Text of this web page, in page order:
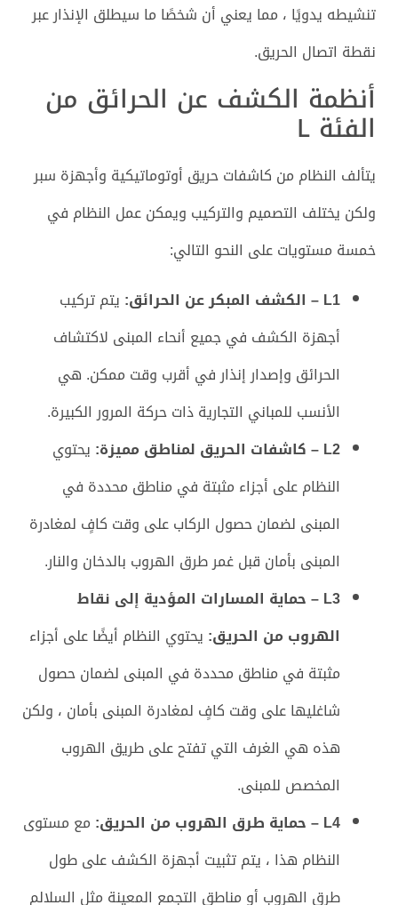
تنشيطه يدويًا ، مما يعني أن شخصًا ما سيطلق الإنذار عبر
نقطة اتصال الحريق.
أنظمة الكشف عن الحرائق من
الفئة L
يتألف النظام من كاشفات حريق أوتوماتيكية وأجهزة سبر
ولكن يختلف التصميم والتركيب ويمكن عمل النظام في
خمسة مستويات على النحو التالي:
L1 – الكشف المبكر عن الحرائق:
يتم تركيب
أجهزة الكشف في جميع أنحاء المبنى لاكتشاف
الحرائق وإصدار إنذار في أقرب وقت ممكن. هي
الأنسب للمباني التجارية ذات حركة المرور الكبيرة.
L2 – كاشفات الحريق لمناطق مميزة:
يحتوي
النظام على أجزاء مثبتة في مناطق محددة في
المبنى لضمان حصول الركاب على وقت كافٍ لمغادرة
المبنى بأمان قبل غمر طرق الهروب بالدخان والنار.
L3 – حماية المسارات المؤدية إلى نقاط
الهروب من الحريق:يحتوي النظام أيضًا على أجزاء
مثبتة في مناطق محددة في المبنى لضمان حصول
شاغليها على وقت كافٍ لمغادرة المبنى بأمان ، ولكن
هذه هي الغرف التي تفتح على طريق الهروب
المخصص للمبنى.
L4 – حماية طرق الهروب من الحريق:
مع مستوى
النظام هذا ، يتم تثبيت أجهزة الكشف على طول
طرق الهروب أو مناطق التجمع المعينة مثل السلالم